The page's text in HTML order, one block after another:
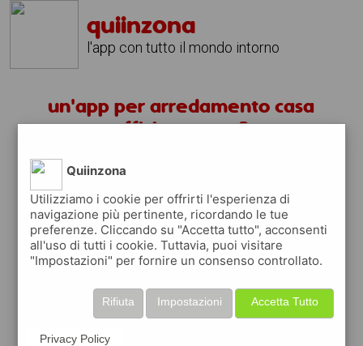
quiinzona
l'app con tutto il mondo intorno
un'app per arredamento casa
ufficio monza ?
scarica gratis app
quiinzona è una app
gratuita
che ti aiuta se cerchi 'un'app per
ti premia ogni volta che la usi
raccogli punti da convertire inbuoni sconto
Quiinzona
Utilizziamo i cookie per offrirti l'esperienza di
navigazione più pertinente, ricordando le tue
preferenze. Cliccando su "Accetta tutto", acconsenti
all'uso di tutti i cookie. Tuttavia, puoi visitare
"Impostazioni" per fornire un consenso controllato.
Accetta Tutto
Impostazioni
Rifiuta
Privacy Policy